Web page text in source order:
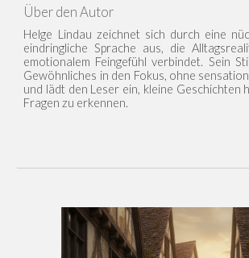
Über den Autor
Helge Lindau zeichnet sich durch eine
eindringliche Sprache aus, die
emotionalem Feingefühl verbindet. Sein
Gewöhnliches in den Fokus, ohne
und lädt den Leser ein, kleine Geschichten
Fragen zu erkennen.